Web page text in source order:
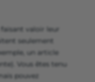
faisant valoir leur
seulement
un article
Vous êtes tenu
pouvez